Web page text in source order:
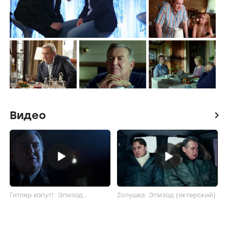
Видео icon
Гитлер капут!: Эпизод
Zолушка: Эпизод (актерский)